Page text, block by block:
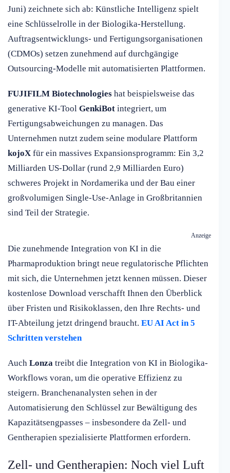
Juni) zeichnete sich ab: Künstliche Intelligenz spielt
eine Schlüsselrolle in der Biologika-Herstellung.
Auftragsentwicklungs- und Fertigungsorganisationen
(CDMOs) setzen zunehmend auf durchgängige
Outsourcing-Modelle mit automatisierten Plattformen.
FUJIFILM Biotechnologies hat beispielsweise das
generative KI-Tool GenkiBot integriert, um
Fertigungsabweichungen zu managen. Das
Unternehmen nutzt zudem seine modulare Plattform
kojoX für ein massives Expansionsprogramm: Ein 3,2
Milliarden US-Dollar (rund 2,9 Milliarden Euro)
schweres Projekt in Nordamerika und der Bau einer
großvolumigen Single-Use-Anlage in Großbritannien
sind Teil der Strategie.
Anzeige
Die zunehmende Integration von KI in die
Pharmaproduktion bringt neue regulatorische Pflichten
mit sich, die Unternehmen jetzt kennen müssen. Dieser
kostenlose Download verschafft Ihnen den Überblick
über Fristen und Risikoklassen, den Ihre Rechts- und
IT-Abteilung jetzt dringend braucht. EU AI Act in 5
Schritten verstehen
Auch Lonza treibt die Integration von KI in Biologika-
Workflows voran, um die operative Effizienz zu
steigern. Branchenanalysten sehen in der
Automatisierung den Schlüssel zur Bewältigung des
Kapazitätsengpasses – insbesondere da Zell- und
Gentherapien spezialisierte Plattformen erfordern.
Zell- und Gentherapien: Noch viel Luft